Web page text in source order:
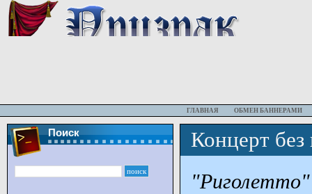
ГЛАВНАЯ ОБМЕН БАННЕРАМИ
Концерт
"Риголетто"
Поиск